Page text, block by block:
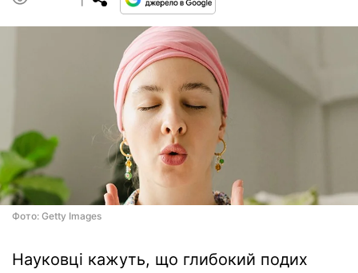
Фото: Getty Images
Науковці кажуть, що глибокий подих